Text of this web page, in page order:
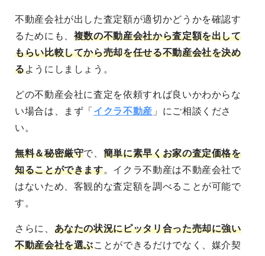
不動産会社が出した査定額が適切かどうかを確認す
るためにも、 複数の不動産会社から査定額を出して
もらい比較してから売却を任せる不動産会社を決め
るようにしましょう。
どの不動産会社に査定を依頼すれば良いかわからな
い場合は、まず「 イクラ不動産 」にご相談くださ
い。
無料＆秘密厳守で、 簡単に素早くお家の査定価格を
知ることができます。イクラ不動産は不動産会社で
はないため、客観的な査定額を調べることが可能で
す。
さらに、 あなたの状況にピッタリ合った売却に強い
不動産会社を選ぶことができるだけでなく、媒介契